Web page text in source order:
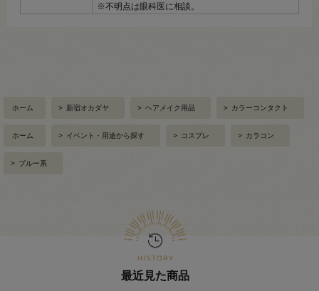
※不明点は眼科医に相談。
ホーム > 新宿オカダヤ > ヘアメイク用品 > カラーコンタクト
ホーム > イベント・用途から探す > コスプレ > カラコン
> ブルー系
最近見た商品